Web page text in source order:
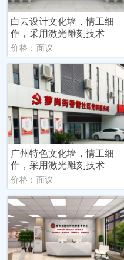
白云设计文化墙，情工细
作，采用激光雕刻技术
价格：面议
广州特色文化墙，情工细
作，采用激光雕刻技术
价格：面议